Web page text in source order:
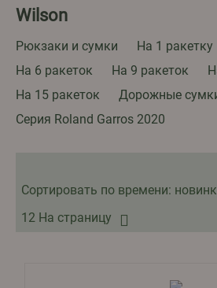
Wilson
Рюкзаки и сумки На 1 ракетку
На 6 ракеток
На 9 ракеток
На 15 ракеток
Дорожные
Серия Roland Garros 2020
Сортировать по времени:
12 На страницу